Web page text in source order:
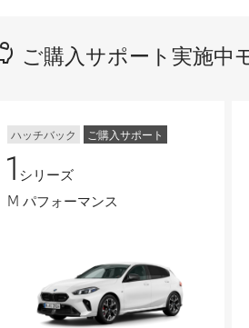
ご購入サポート実施中
ハッチバック ご購入サポート
1 シリーズ
M パフォーマンス